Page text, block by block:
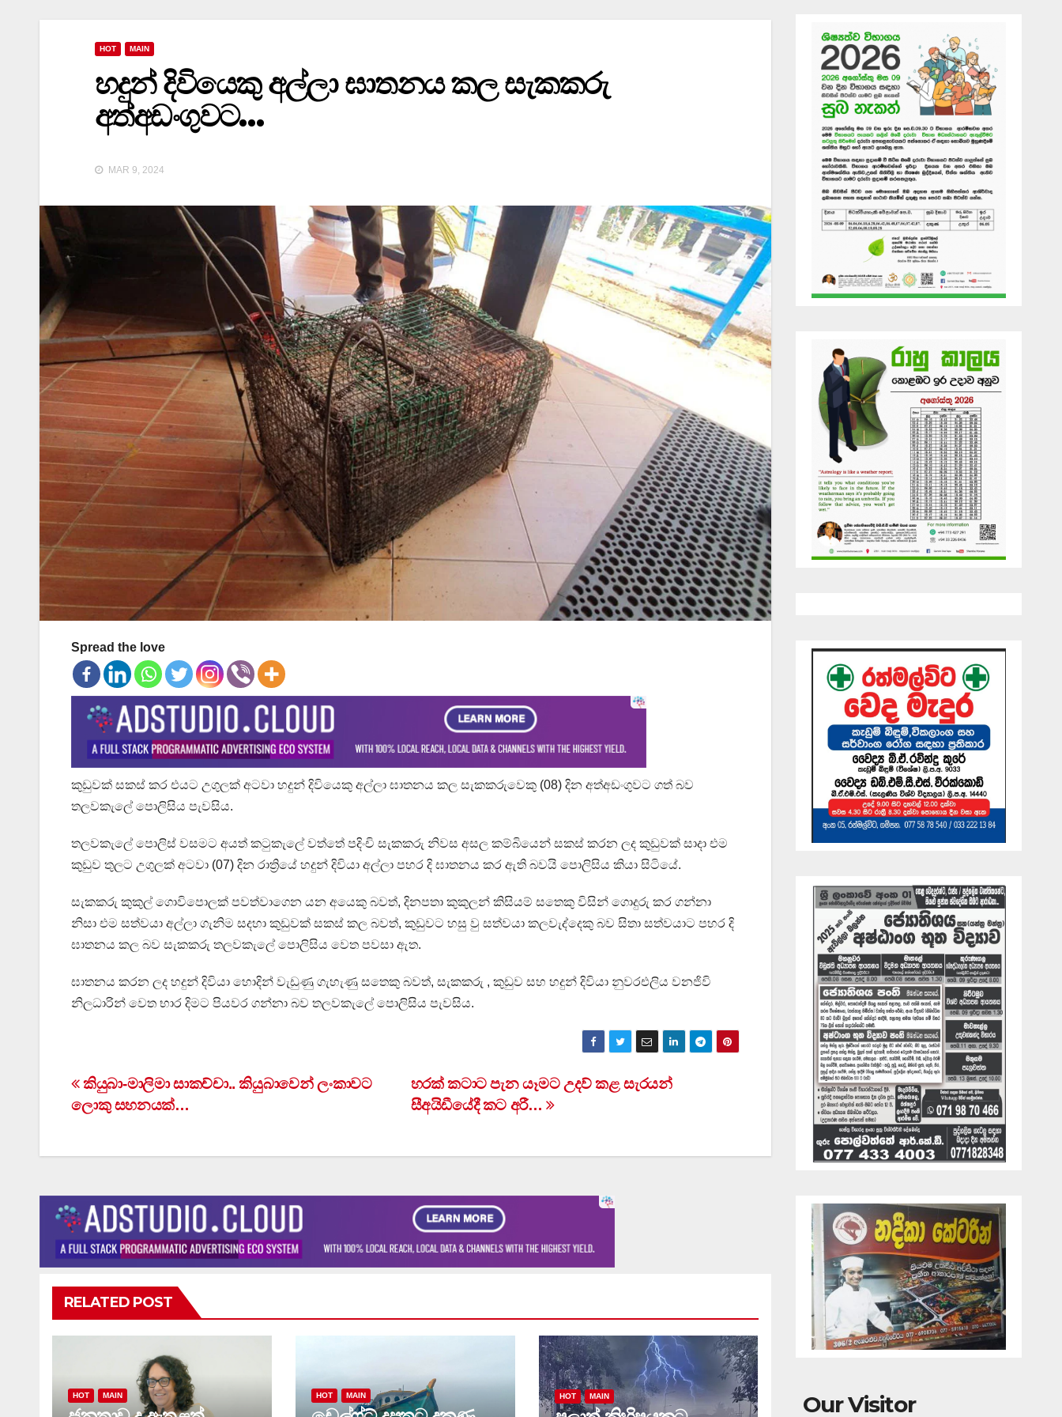
HOT MAIN
හදුන් දිවියෙකු අල්ලා ඝාතනය කල සැකකරු
අත්අඩංගුවට…
MAR 9, 2024
Spread the love
කුඩුවක් සකස් කර එයට උගුලක් අටවා හදුන් දිවියෙකු අල්ලා ඝාතනය කල සැකකරුවෙකු (08) දින අත්අඩංගුවට ගත් බව
තලවකැලේ පොලිසිය පැවසිය.
තලවකැලේ පොලිස් වසමට අයත් කටුකැලේ වත්තේ පදිංචි සැකකරු නිවස අසල කම්බියෙන් සකස් කරන ලද කුඩුවක් සාදා එම
කුඩුව තුලට උගුලක් අටවා (07) දින රාත්‍රියේ හදුන් දිවියා අල්ලා පහර දි ඝාතනය කර ඇති බවයි පොලිසිය කියා සිටියේ.
සැකකරු කුකුල් ගොවිපොලක් පවත්වාගෙන යන අයෙකු බවත්, දිනපතා කුකුලන් කිසියම් සතෙකු විසින් ගොදුරු කර ගන්නා
නිසා එම සත්වයා අල්ලා ගැනිම සදහා කුඩුවක් සකස් කල බවත්, කුඩුවට හසු වු සත්වයා කලවැද්දෙකු බව සිතා සත්වයාට පහර දි
ඝාතනය කල බව සැකකරු තලවකැලේ පොලිසිය වෙත පවසා ඇත.
ඝාතනය කරන ලද හදුන් දිවියා හොදින් වැඩුණු ගැහැණු සතෙකු බවත්, සැකකරු , කුඩුව සහ හදුන් දිවියා නුවරඑලිය වනජිවි
නිලධාරින් වෙත භාර දිමට පියවර ගන්නා බව තලවකැලේ පොලිසිය පැවසිය.
Post
navigation
හරක් කටාට පැන යෑමට උදව් කළ සැරයන්
සීඅයිඩීයේදී කට අරී…
කියුබා-මාලිමා සාකච්චා.. කියුබාවෙන් ලංකාවට
ලොකු සහනයක්…
RELATED POST
HOT MAIN HOT MAIN HOT MAIN Our Visitor